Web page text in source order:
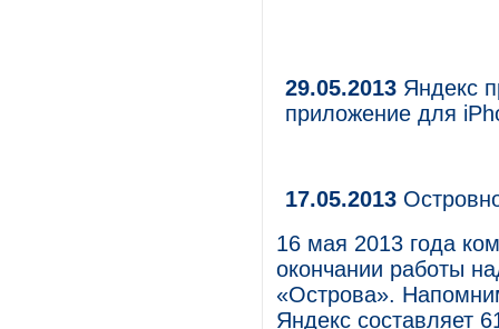
29.05.2013 Яндекс
приложение для
17.05.2013
16 мая 2013 года
окончании работы
«Острова».
Яндекс составляет